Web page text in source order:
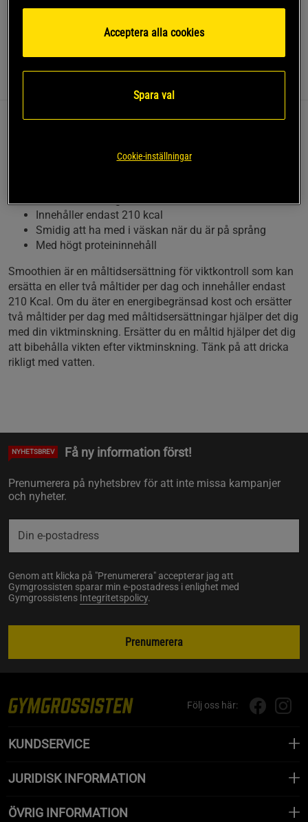
bästa tropiska frukterna mixats!
och mindre socker. En underbar smakupplevelse där de
Innehåller endast 210 kcal
Smidig att ha med i väskan när du är på språng
Med högt proteininnehåll
Smoothien är en måltidsersättning för viktkontroll som kan
ersätta en eller två måltider per dag och innehåller endast
210 Kcal. Om du äter en energibegränsad kost och ersätter
två måltider per dag med måltidsersättningar hjälper det dig
med din viktminskning. Ersätter du en måltid hjälper det dig
att bibehålla vikten efter viktminskning. Tänk på att dricka
rikligt med vatten.
NYHETSBREV Få ny information först!
Prenumerera på nyhetsbrev för att inte missa kampanjer
och nyheter.
Genom att klicka på "Prenumerera" accepterar jag att
Gymgrossisten sparar min e-postadress i enlighet med
Gymgrossistens Integritetspolicy.
Prenumerera
Följ oss här:
KUNDSERVICE
JURIDISK INFORMATION
ÖVRIG INFORMATION
Acceptera alla cookies
Spara val
Cookie-inställningar